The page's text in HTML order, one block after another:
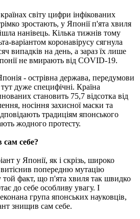
світу цифри інфікованих
зростають, у Японії п'ята хвиля
нанівець. Кілька тижнів тому
варіантом коронавірусу сягнула
випадків на день, а зараз їх лише
не вмирають від COVID-19.
- острівна держава, передумови
дуже специфічні. Країна
становить 75,7 відсотка від
носіння захисної маски та
традиціям японського
жодного протесту.
сам себе?
у Японії, як і скрізь, широко
попередню мутацію
той факт, що п'ята хвиля так швидко
до себе особливу увагу. І
група японських науковців,
знищив сам себе.